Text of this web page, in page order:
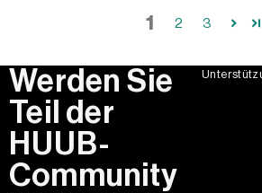
1 2 3
Werden Sie
Teil der
HUUB-
Community